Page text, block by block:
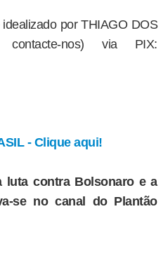
por THIAGO DOS
nos) via PIX:
- Clique aqui!
luta contra Bolsonaro e a
se no canal do Plantão